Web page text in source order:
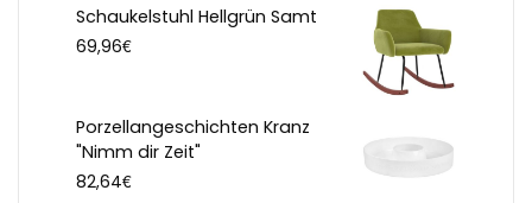
Schaukelstuhl Hellgrün Samt
69,96€
Porzellangeschichten Kranz
"Nimm dir Zeit"
82,64€